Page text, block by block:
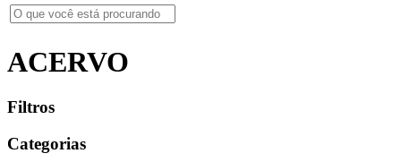
ACERVO
Filtros
Categorias